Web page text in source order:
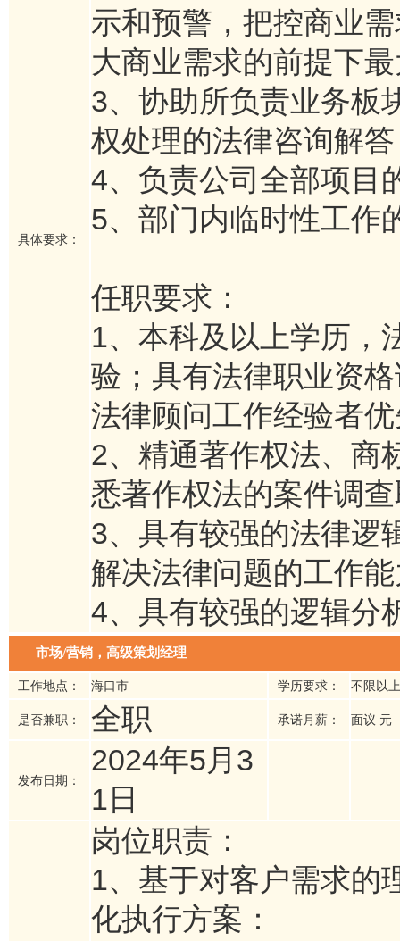
具体要求：
示和预警，把控商业
大商业需求的前提下
3、协助所负责业务板
权处理的法律咨询解
4、负责公司全部项目
5、部门内临时性工作
任职要求：
1、本科及以上学历，
验；具有法律职业资
法律顾问工作经验者
2、精通著作权法、商
悉著作权法的案件调
3、具有较强的法律逻
解决法律问题的工作
4、具有较强的逻辑分
市场/营销，高级策划经理
工作地点： 海口市 学历要求： 不限以上
是否兼职： 全职 承诺月薪： 面议 元
发布日期：
2024年5月3
1日
岗位职责：
1、基于对客户需求的
化执行方案：